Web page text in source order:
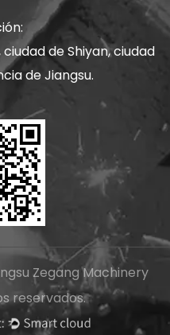
de Shiyan, ciudad
de Jiangsu.
Zegang Machinery
reservados.